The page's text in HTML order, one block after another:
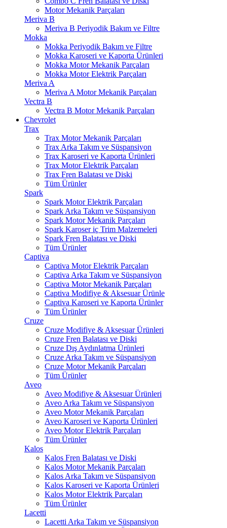
Motor Mekanik Parçaları
Meriva B
Meriva B Periyodik Bakım ve Filtre
Mokka
Mokka Periyodik Bakım ve Filtre
Mokka Karoseri ve Kaporta Ürünleri
Mokka Motor Mekanik Parçaları
Mokka Motor Elektrik Parçaları
Meriva A
Meriva A Motor Mekanik Parçaları
Vectra B
Vectra B Motor Mekanik Parçaları
Chevrolet
Trax
Trax Motor Mekanik Parçaları
Trax Arka Takım ve Süspansiyon
Trax Karoseri ve Kaporta Ürünleri
Trax Motor Elektrik Parçaları
Trax Fren Balatası ve Diski
Tüm Ürünler
Spark
Spark Motor Elektrik Parçaları
Spark Arka Takım ve Süspansiyon
Spark Motor Mekanik Parçaları
Spark Karoser iç Trim Malzemeleri
Spark Fren Balatası ve Diski
Tüm Ürünler
Captiva
Captiva Motor Elektrik Parçaları
Captiva Arka Takım ve Süspansiyon
Captiva Motor Mekanik Parçaları
Captiva Modifiye & Aksesuar Ürünle
Captiva Karoseri ve Kaporta Ürünler
Tüm Ürünler
Cruze
Cruze Modifiye & Aksesuar Ürünleri
Cruze Fren Balatası ve Diski
Cruze Dış Aydınlatma Ürünleri
Cruze Arka Takım ve Süspansiyon
Cruze Motor Mekanik Parçaları
Tüm Ürünler
Aveo
Aveo Modifiye & Aksesuar Ürünleri
Aveo Arka Takım ve Süspansiyon
Aveo Motor Mekanik Parçaları
Aveo Karoseri ve Kaporta Ürünleri
Aveo Motor Elektrik Parçaları
Tüm Ürünler
Kalos
Kalos Fren Balatası ve Diski
Kalos Motor Mekanik Parçaları
Kalos Arka Takım ve Süspansiyon
Kalos Karoseri ve Kaporta Ürünleri
Kalos Motor Elektrik Parçaları
Tüm Ürünler
Lacetti
Lacetti Arka Takım ve Süspansiyon